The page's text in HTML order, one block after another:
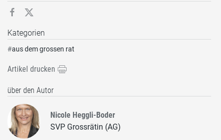
Kategorien
#aus dem grossen rat
Artikel drucken
über den Autor
Nicole Heggli-Boder
SVP Grossrätin (AG)